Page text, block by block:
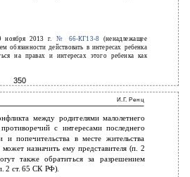
2013 г. № 66-КГ13-8
(ненадлежащее
обязанности действовать в интересах ребенка
на правах и интересах этого ребенка как
350
И.Г. Ренц
между родителями малолетнего
с интересами последнего
и попечительства в месте жительства
назначить ему представителя (п. 2
также обратиться за разрешением
2 ст. 65 СК РФ).